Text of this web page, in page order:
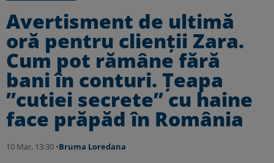
Avertisment de ultimă
oră pentru clienții Zara.
Cum pot rămâne fără
bani în conturi. Țeapa
”cutiei secrete” cu haine
face prăpăd în România
10 Mar, 13:30 •Bruma Loredana